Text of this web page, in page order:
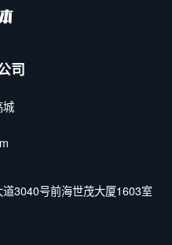
司
城
3040号前海世茂大厦1603室